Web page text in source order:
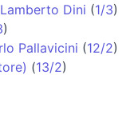
Lamberto Dini (1/3)
)
Pallavicini (12/2)
(13/2)